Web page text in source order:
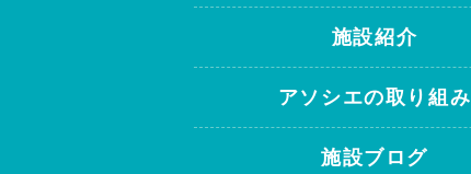
施設紹介
アソシエの取り組み
施設ブログ